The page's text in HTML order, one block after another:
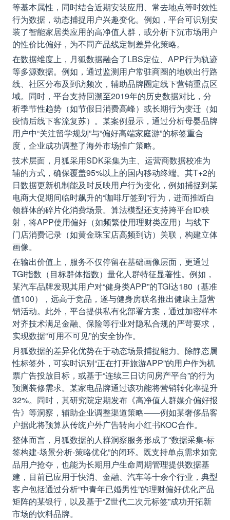
等基本属性，同时结合近期安装应用、常去地点等时效性
行为数据，动态捕捉用户兴趣变化。例如，平台可识别安
装了智能家居类应用的高净值人群，或分析下沉市场用户
的性价比偏好，为不同产品线定制差异化策略。
在数据维度上，月狐数据融合了LBS定位、APP行为轨迹
等多源数据。例如，通过监测用户常驻商圈的地铁出行路
线、社区分布及到访频次，辅助品牌圈定线下营销重点区
域。同时，平台支持回溯至2019年的历史数据对比，分
析季节性趋势（如节假日消费高峰）或长期行为变迁（如
疫情后线下客流复苏）。某案例显示，通过分析母婴品牌
用户中“关注留学规划”与“偏好高端家庭游”的标签重合
度，企业成功调整了海外市场推广策略。
技术层面，月狐采用SDK采集为主、运营商数据校准为
辅的方式，确保覆盖95%以上的国内移动终端。其T+2的
日数据更新机制能及时反映用户行为变化，例如捕捉到某
电商大促期间临时飙升的“咖啡厅签到”行为，进而推断白
领群体的碎片化消费场景。算法模型还支持跨平台ID映
射，将APP使用偏好（如频繁使用理财类应用）与线下
门店消费记录（如黄金珠宝店高频到访）关联，构建立体
画像。
在输出价值上，服务不仅停留在基础画像层面，更通过
TGI指数（目标群体指数）量化人群特征显著性。例如，
某汽车品牌发现其用户对“健身类APP”的TGI达180（基准
值100），远高于竞品，遂与健身房联名推出健康主题营
销活动。此外，平台提供私有化部署方案，通过加密样本
对齐技术满足金融、保险等行业对隐私合规的严苛要求，
实现数据“可用不可见”的安全协作。
月狐数据的差异化优势在于动态场景捕捉能力。除静态属
性标签外，可实时识别“正在打开旅游APP”的用户作为机
票广告投放目标，或基于“连续三日访问房产平台”的行为
预测装修需求。某家电品牌通过该功能将营销转化率提升
32%。同时，其研究院定期发布《高净值人群媒介偏好报
告》等洞察，辅助企业调整渠道策略——例如某奢侈品客
户据此将预算从传统户外广告转向小红书KOC合作。
整体而言，月狐数据的人群洞察服务形成了“数据采集-标
签构建-场景分析-策略优化”的闭环。既支持单点需求如竞
品用户抢夺，也能为长期用户生命周期管理提供数据基
建，目前已应用于快消、金融、汽车等十余个行业，典型
客户包括通过分析“中青年已婚男性”的理财偏好优化产品
矩阵的某银行，以及基于“Z世代二次元标签”成功开拓新
市场的饮料品牌。